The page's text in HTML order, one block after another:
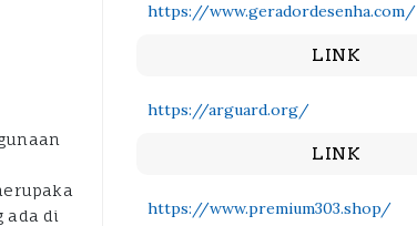
ada di
https://www.geradordesenha.com/
LINK
https://arguard.org/
LINK
https://www.premium303.shop/